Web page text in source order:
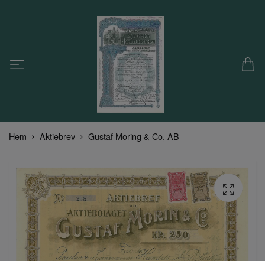
Hem Aktiebrev Gustaf Moring & Co, AB